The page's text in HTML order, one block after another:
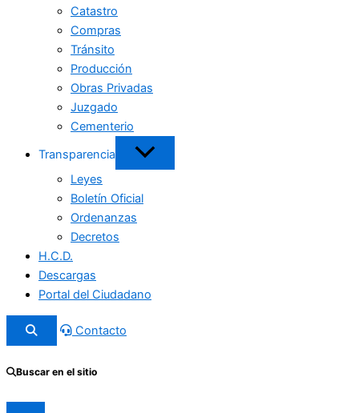
Catastro
Compras
Tránsito
Producción
Obras Privadas
Juzgado
Cementerio
Transparencia
Leyes
Boletín Oficial
Ordenanzas
Decretos
H.C.D.
Descargas
Portal del Ciudadano
Contacto
Buscar en el sitio